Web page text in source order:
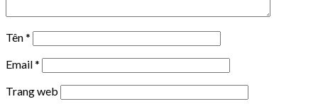
Tên*
Email*
Trang web